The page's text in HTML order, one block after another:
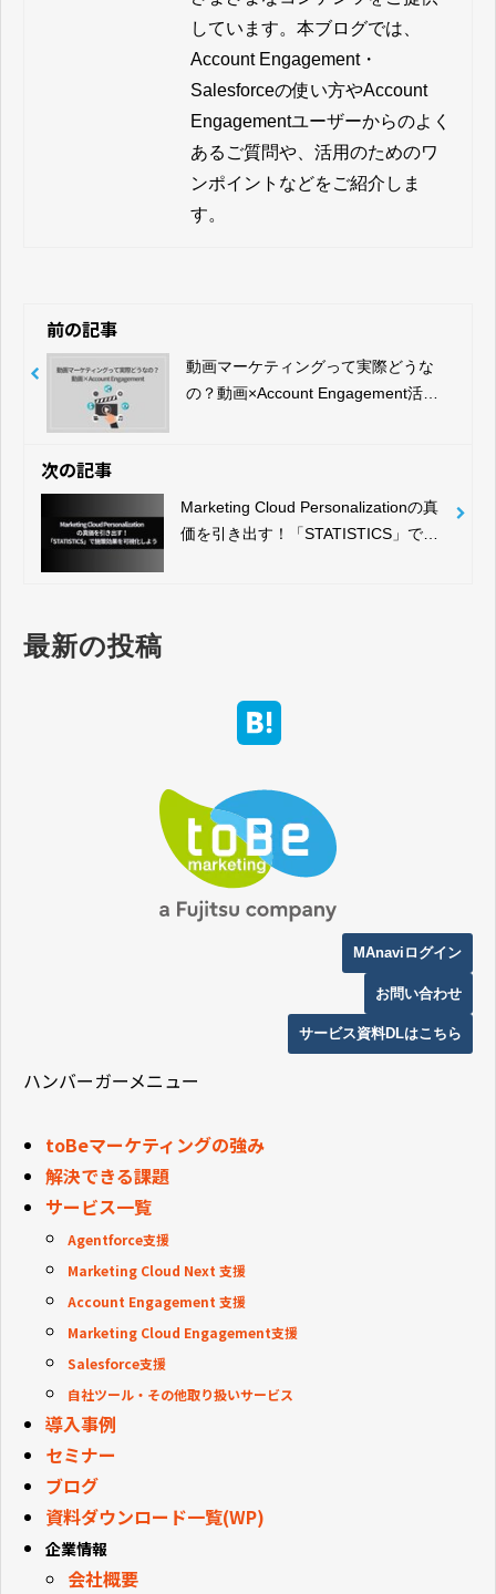
しています。本ブログでは、
Account Engagement・
Salesforceの使い方やAccount
Engagementユーザーからのよく
あるご質問や、活用のためのワ
ンポイントなどをご紹介しま
す。
前の記事
動画マーケティングって実際どうな
の？動画×Account Engagement活用
次の記事
Marketing Cloud Personalizationの真
価を引き出す！「STATISTICS」で施
最新の投稿
MAnaviログイン
お問い合わせ
サービス資料DLはこちら
ハンバーガーメニュー
toBeマーケティングの強み
解決できる課題
サービス一覧
Agentforce支援
Marketing Cloud Next 支援
Account Engagement 支援
Marketing Cloud Engagement支援
Salesforce支援
自社ツール・その他取り扱いサービス
導入事例
セミナー
ブログ
資料ダウンロード一覧(WP)
企業情報
会社概要